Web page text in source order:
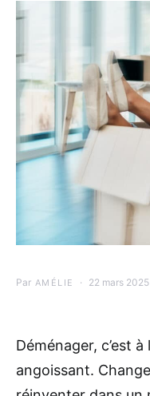
Par AMÉLIE 22 mars 2025
Déménager, c’est
angoissant.